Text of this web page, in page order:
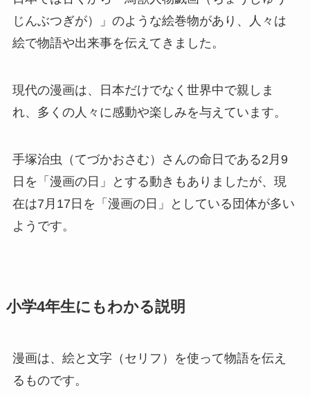
じんぶつぎが）」のような絵巻物があり、人々は
絵で物語や出来事を伝えてきました。
現代の漫画は、日本だけでなく世界中で親しま
れ、多くの人々に感動や楽しみを与えています。
手塚治虫（てづかおさむ）さんの命日である2月9
日を「漫画の日」とする動きもありましたが、現
在は7月17日を「漫画の日」としている団体が多い
ようです。
小学4年生にもわかる説明
漫画は、絵と文字（セリフ）を使って物語を伝え
るものです。